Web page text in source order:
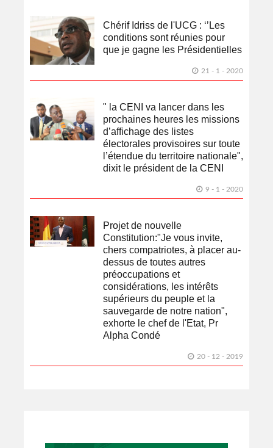
Chérif Idriss de l'UCG : ‘’Les
conditions sont réunies pour
que je gagne les Présidentielles
21 - 1 - 2020
" la CENI va lancer dans les
prochaines heures les missions
d’affichage des listes
électorales provisoires sur toute
l’étendue du territoire nationale",
dixit le président de la CENI
9 - 1 - 2020
Projet de nouvelle
Constitution:"Je vous invite,
chers compatriotes, à placer au-
dessus de toutes autres
préoccupations et
considérations, les intérêts
supérieurs du peuple et la
sauvegarde de notre nation",
exhorte le chef de l'Etat, Pr
Alpha Condé
20 - 12 - 2019